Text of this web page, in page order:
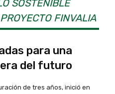
SOSTENIBLE
FINVALIA
para una
del futuro
de tres años, inició en